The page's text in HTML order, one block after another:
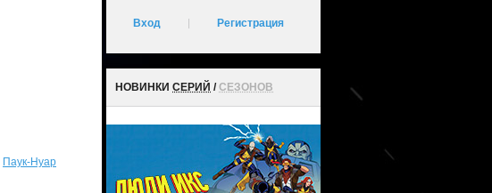
Паук-Нуар
Вход Регистрация
НОВИНКИ СЕРИЙ /СЕЗОНОВ